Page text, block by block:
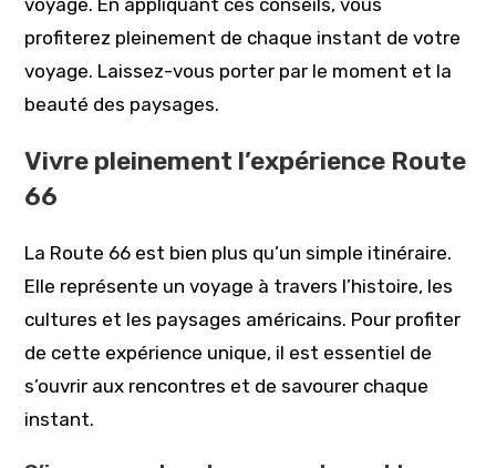
voyage. En appliquant ces conseils, vous
profiterez pleinement de chaque instant de votre
voyage. Laissez-vous porter par le moment et la
beauté des paysages.
Vivre pleinement l’expérience Route
66
La Route 66 est bien plus qu’un simple itinéraire.
Elle représente un voyage à travers l’histoire, les
cultures et les paysages américains. Pour profiter
de cette expérience unique, il est essentiel de
s’ouvrir aux rencontres et de savourer chaque
instant.